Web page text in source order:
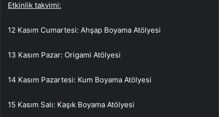
Etkinlik takvimi:
12 Kasım Cumartesi: Ahşap Boyama Atölyesi
13 Kasım Pazar: Origami Atölyesi
14 Kasım Pazartesi: Kum Boyama Atölyesi
15 Kasım Salı: Kaşık Boyama Atölyesi